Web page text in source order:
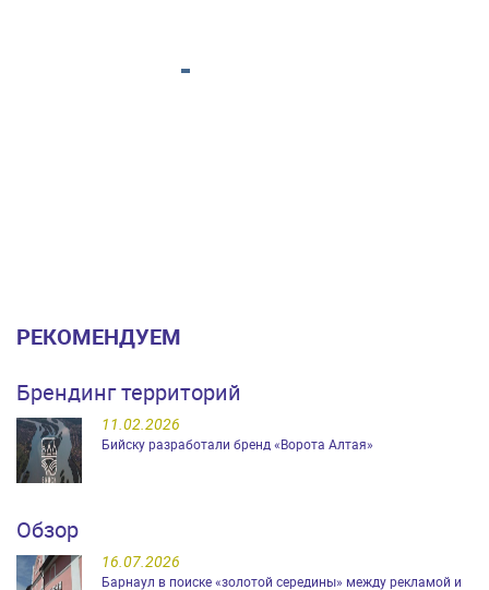
РЕКОМЕНДУЕМ
Брендинг территорий
11.02.2026
Бийску разработали бренд «Ворота Алтая»
Обзор
16.07.2026
Барнаул в поиске «золотой середины» между рекламой и